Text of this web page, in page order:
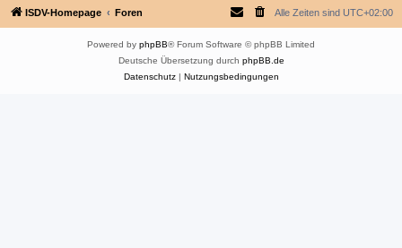
ISDV-Homepage Foren Alle Zeiten sind UTC+02:00
Powered by phpBB® Forum Software © phpBB Limited
Deutsche Übersetzung durch phpBB.de
Datenschutz| Nutzungsbedingungen